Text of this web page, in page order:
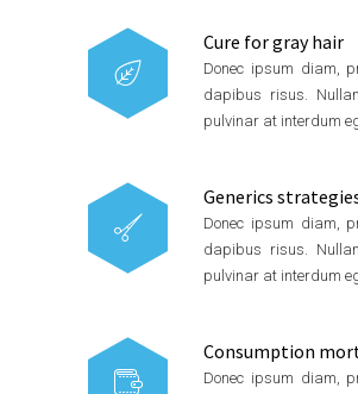
Cure for gray hair
Donec ipsum diam,
dapibus risus.
pulvinar at interdum
Generics
Donec ipsum diam,
dapibus risus.
pulvinar at interdum
Consumption
Donec ipsum diam,